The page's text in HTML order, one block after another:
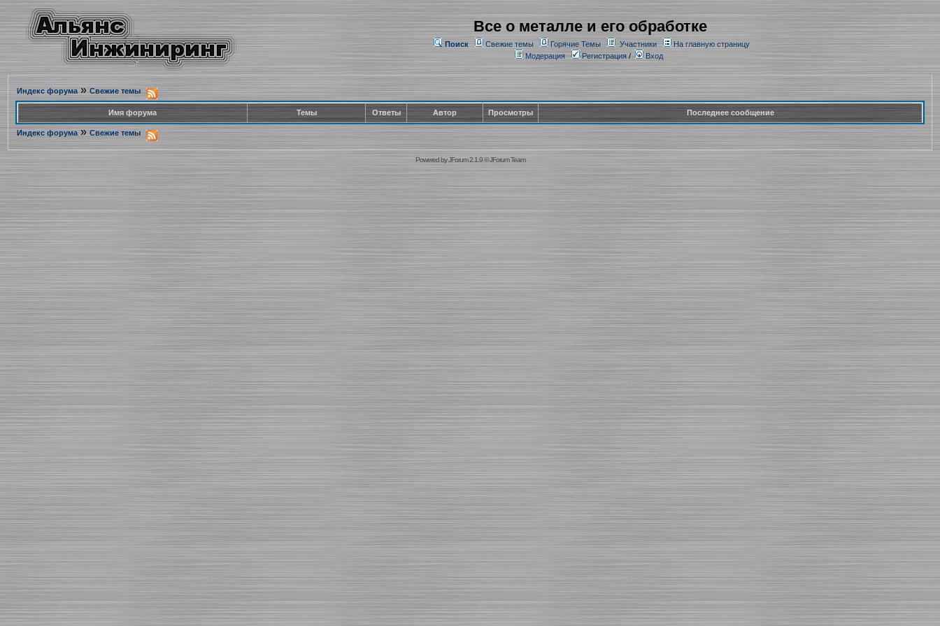
Все о металле и его обработке
Поиск Свежие темы Горячие Темы Участники
На главную страницу
Модерация
Регистрация/ Вход
Индекс форума» Свежие темы
Имя форума Темы Ответы Автор Просмотры Последнее сообщение
Индекс форума » Свежие темы
Powered byJForum 2.1.9©JForum Team